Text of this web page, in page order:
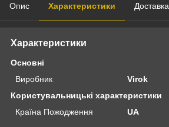
Опис Характеристики Доставка
Характеристики
Основні
Виробник
Virok
Користувальницькі характеристики
Країна Пожодження
UA